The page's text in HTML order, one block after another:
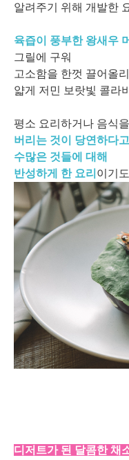
알려주기 위해 개발한
육즙이 풍부한 왕새우
그릴에 구워
고소함을 한껏 끌어올
얇게 저민 보랏빛 콜라
평소 요리하거나 음식
버리는 것이 당연하다
수많은 것들에 대해
반성하게 한 요리 이기
디저트가 된 달콤한 채